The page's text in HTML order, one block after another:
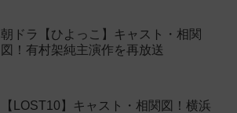
朝ドラ【ひよっこ】キャスト・相関
図！有村架純主演作を再放送
【LOST10】キャスト・相関図！横浜